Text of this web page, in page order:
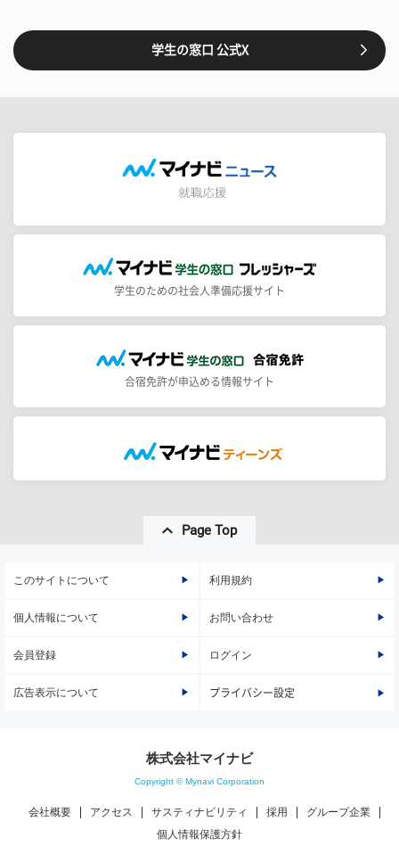
学生の窓口 公式X
学生のための社会人準備応援サイト
合宿免許が申込める情報サイト
Page Top
このサイトについて 利用規約
個人情報について お問い合わせ
会員登録 ログイン
広告表示について プライバシー設定
株式会社マイナビ
Copyright © Mynavi Corporation
会社概要 アクセス サスティナビリティ 採用
グループ企業
個人情報保護方針